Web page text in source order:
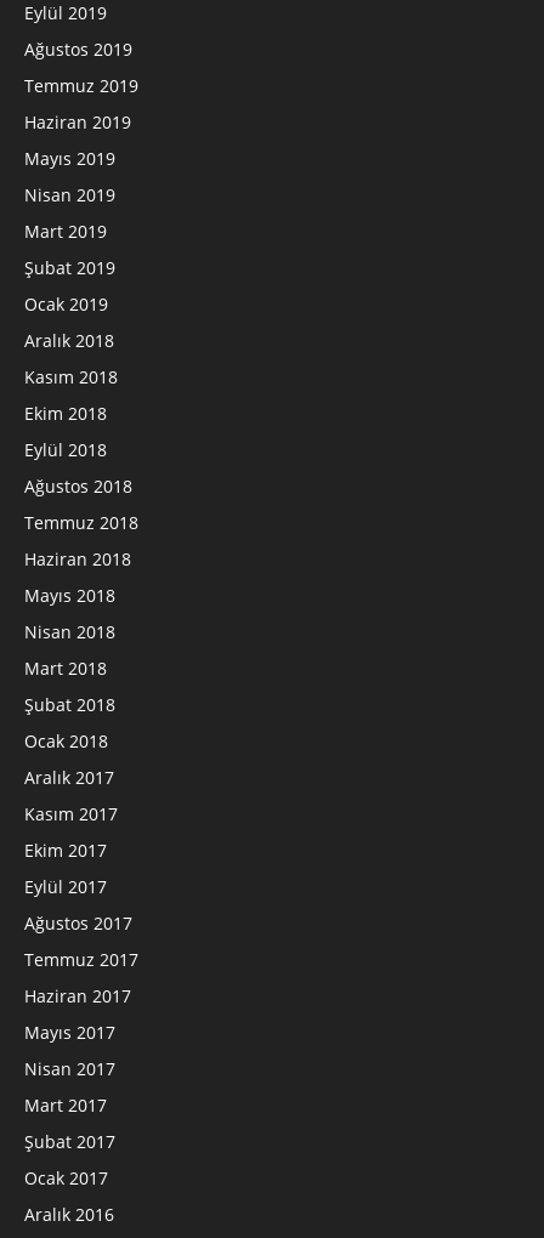
Eylül 2019
Ağustos 2019
Temmuz 2019
Haziran 2019
Mayıs 2019
Nisan 2019
Mart 2019
Şubat 2019
Ocak 2019
Aralık 2018
Kasım 2018
Ekim 2018
Eylül 2018
Ağustos 2018
Temmuz 2018
Haziran 2018
Mayıs 2018
Nisan 2018
Mart 2018
Şubat 2018
Ocak 2018
Aralık 2017
Kasım 2017
Ekim 2017
Eylül 2017
Ağustos 2017
Temmuz 2017
Haziran 2017
Mayıs 2017
Nisan 2017
Mart 2017
Şubat 2017
Ocak 2017
Aralık 2016